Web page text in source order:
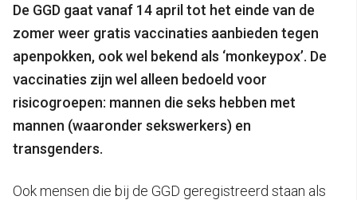
De GGD gaat vanaf 14 april tot het einde van de
zomer weer gratis vaccinaties aanbieden tegen
apenpokken, ook wel bekend als ‘monkeypox’. De
vaccinaties zijn wel alleen bedoeld voor
risicogroepen: mannen die seks hebben met
mannen (waaronder sekswerkers) en
transgenders.
Ook mensen die bij de GGD geregistreerd staan als